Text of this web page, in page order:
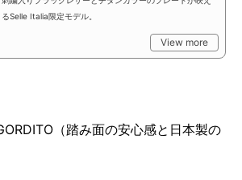
るSelle Italia限定モデル。
View more
（踏み面の安心感と日本製の